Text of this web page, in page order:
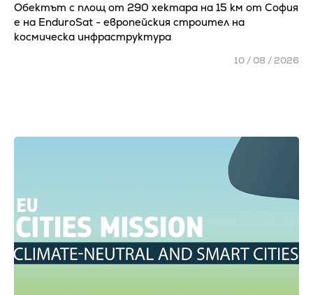
Обектът с площ от 290 хектара на 15 км от София
е на EnduroSat - европейския строител на
космическа инфраструктура
10 / 08 / 2026